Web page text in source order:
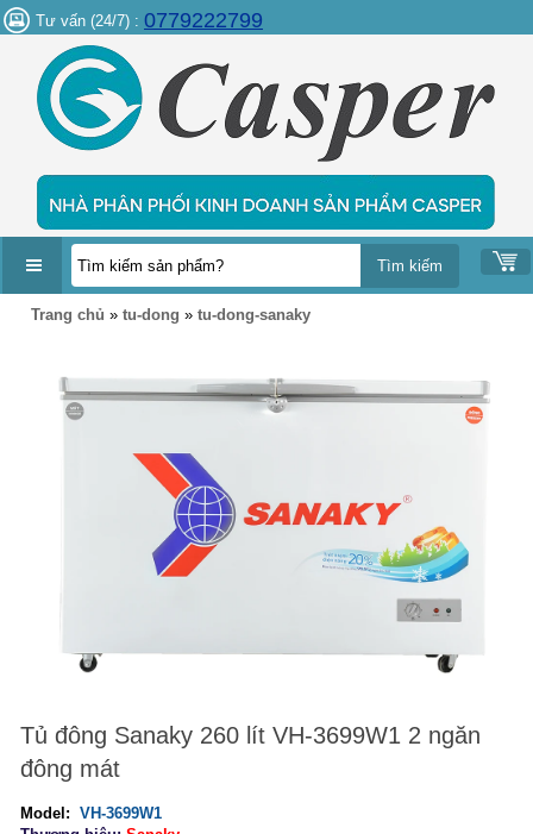
Tư vấn (24/7) : 0779222799
DANH
Trang chủ » tu-dong » tu-dong-sanaky
Tủ đông Sanaky 260 lít VH-3699W1 2 ngăn
đông mát
Model: VH-3699W1